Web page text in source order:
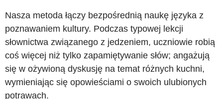
Nasza metoda łączy bezpośrednią naukę języka z
poznawaniem kultury. Podczas typowej lekcji
słownictwa związanego z jedzeniem, uczniowie robią
coś więcej niż tylko zapamiętywanie słów; angażują
się w ożywioną dyskusję na temat różnych kuchni,
wymieniając się opowieściami o swoich ulubionych
potrawach.